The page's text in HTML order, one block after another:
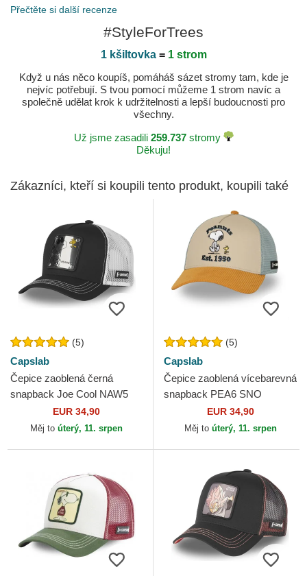
Přečtěte si další recenze
#StyleForTrees
1 kšiltovka= 1 strom
Když u nás něco koupíš, pomáháš sázet stromy tam, kde je
nejvíc potřebují. S tvou pomocí můžeme 1 strom navíc a
společně udělat krok k udržitelnosti a lepší budoucnosti pro
všechny.
Už jsme zasadili 259.737stromy
Děkuju!
Zákazníci, kteří si koupili tento produkt, koupili také
(5)
Capslab
Čepice zaoblená černá
snapback Joe Cool NAW5
Snoopy Arašídy Capslab
EUR 34,90
Měj to úterý, 11. srpen
(5)
Capslab
Čepice zaoblená vícebarevná
snapback PEA6 SNO
Snoopy a Charlie Brown
Arašídy Capslab
EUR 34,90
Měj to úterý, 11. srpen